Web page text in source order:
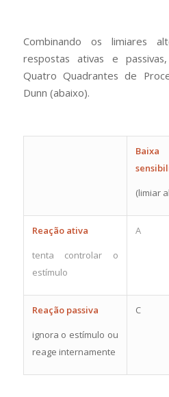
Combinando os limiares
respostas ativas e
Quatro Quadrantes de
Dunn (abaixo).
Baixa
(limiar
Reação ativa
tenta controlar o
estímulo
A
Reação passiva
ignora o estímulo ou
reage internamente
C